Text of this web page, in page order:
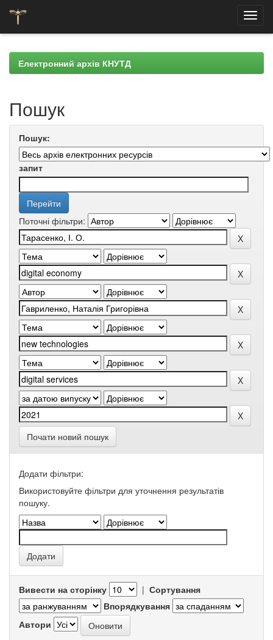
navigationЕлектронний архів КНУТД
Пошук
Пошук:
запит
Поточні фільтри:
Почати новий пошук
Додати фільтри:
Використовуйте фільтри для уточнення результатів
пошуку.
Вивести на сторінку | Сортування
Впорядкування
Автори